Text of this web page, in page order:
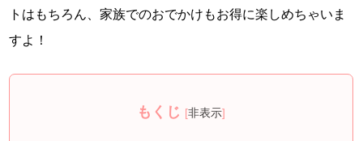
トはもちろん、家族でのおでかけもお得に楽しめちゃいま
すよ！
もくじ [非表示]